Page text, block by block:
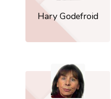
Hary Godefroid